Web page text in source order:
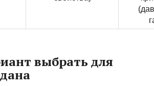
выбрать для